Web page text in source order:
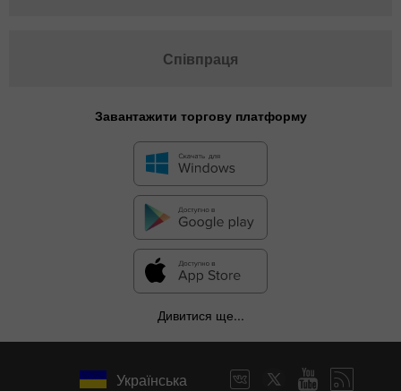
Співпраця
Завантажити торгову платформу
Дивитися ще...
Українська